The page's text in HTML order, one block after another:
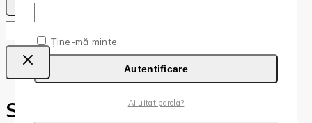
Ține-mă minte
Autentificare
Ai uitat parola?
Shopping Cart